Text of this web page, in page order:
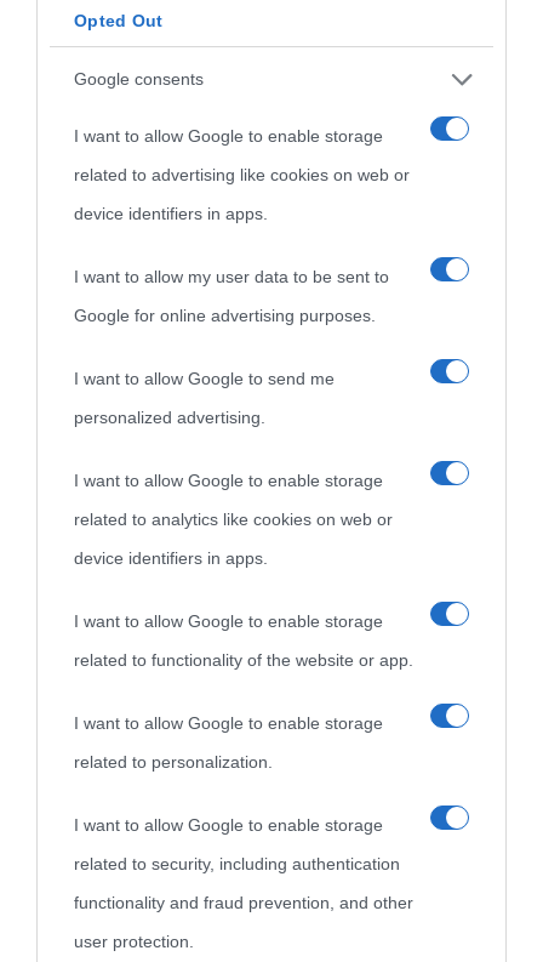
Opted Out
Google consents
I want to allow Google to enable storage
related to advertising like cookies on web or
device identifiers in apps.
I want to allow my user data to be sent to
Google for online advertising purposes.
I want to allow Google to send me
personalized advertising.
I want to allow Google to enable storage
related to analytics like cookies on web or
device identifiers in apps.
I want to allow Google to enable storage
related to functionality of the website or app.
I want to allow Google to enable storage
related to personalization.
I want to allow Google to enable storage
related to security, including authentication
functionality and fraud prevention, and other
user protection.
Cultura
Cultura è un blog del sito Biografieonline © 2012-2025 •
come Affiliato Amazon il sito ricava commissioni sugli acquisti
nell'avversa.» (Aristotele -Frasi sulla cultura)
Biografie di
Biografie più
visitate
Indice dei nomi
Categorie
Ricorrenze
Onomastico
Film biografici
Aforismi
Mappa del sito
Privacy policy
Pubblicità
Contatti